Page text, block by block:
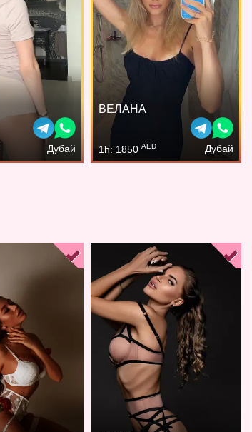
Дубай
ВЕЛАНА
1h: 1850AED Дубай